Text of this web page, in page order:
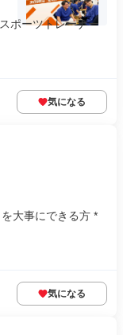
ポーツトレーナー
気になる
大事にできる方 *
気になる